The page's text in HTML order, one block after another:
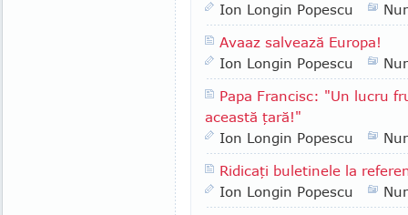
Ion Longin Popescu
Avaaz salvează Europa!
Ion Longin Popescu
Papa Francisc: "Un lucru
această ţară!"
Ion Longin Popescu
Ridicaţi buletinele la
Ion Longin Popescu